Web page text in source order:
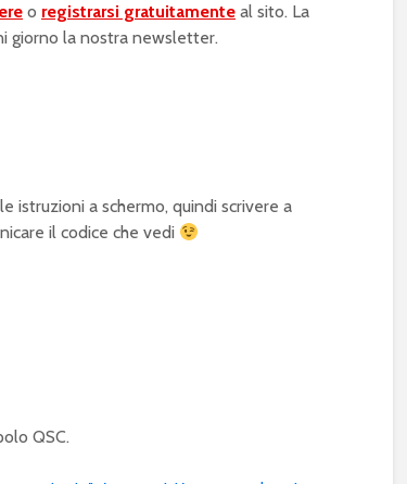
o registrarsi gratuitamente al sito. La
giorno la nostra newsletter.
istruzioni a schermo, quindi scrivere a
il codice che vedi
QSC.